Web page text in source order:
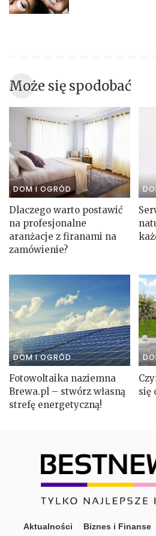
Może się spodobać
DOM I OGRÓD
Dlaczego warto postawić
na profesjonalne
aranżacje z firanami na
zamówienie?
DOM I OGRÓD
Fotowoltaika naziemna
Brewa.pl – stwórz własną
strefę energetyczną!
się
Aktualności Biznes i Finanse